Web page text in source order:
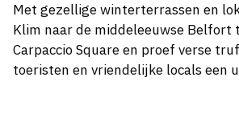
Met gezellige winterterrassen en
Klim naar de middeleeuwse Belfort
Carpaccio Square en proef verse
toeristen en vriendelijke locals een